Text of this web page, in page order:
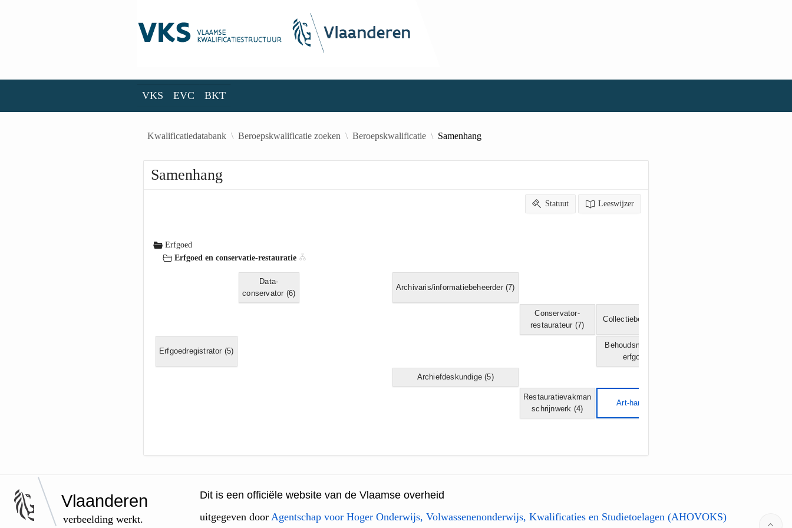
VKS EVC BKT
Kwalificatiedatabank Beroepskwalificatie zoeken Beroepskwalificatie Samenhang
Samenhang
Statuut Leeswijzer
Erfgoed
Erfgoed en conservatie-restauratie
Data-
conservator (6)
Archivaris/informatiebeheerder(7)
Conservator-
restaurateur (7)
Collectiebeheerder
Erfgoedregistrator (5)
Behoudsmedewerker
erfgoed
Archiefdeskundige(5)
Restauratievakman
schrijnwerk (4)
Art-handler
Vlaanderen
verbeelding werkt.
Dit is een officiële website van de Vlaamse overheid
uitgegeven door Agentschap voor Hoger Onderwijs, Volwassenenonderwijs, Kwalificaties en Studietoelagen (AHOVOKS)